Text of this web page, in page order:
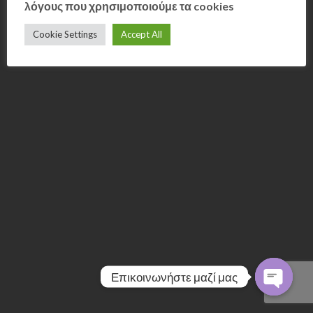
λόγους που χρησιμοποιούμε τα cookies
Cookie Settings Accept All
Επικοινωνήστε μαζί μας
OPEN